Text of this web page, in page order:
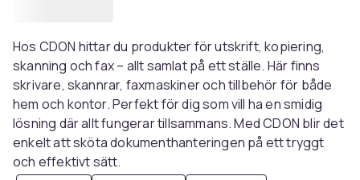
Hos CDON hittar du produkter för utskrift, kopiering,
skanning och fax – allt samlat på ett ställe. Här finns
skrivare, skannrar, faxmaskiner och tillbehör för både
hem och kontor. Perfekt för dig som vill ha en smidig
lösning där allt fungerar tillsammans. Med CDON blir det
enkelt att sköta dokumenthanteringen på ett tryggt
och effektivt sätt.